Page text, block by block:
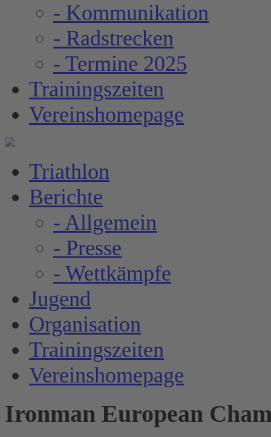
- Kommunikation
- Radstrecken
- Termine 2025
Trainingszeiten
Vereinshomepage
Triathlon
Berichte
- Allgemein
- Presse
- Wettkämpfe
Jugend
Organisation
Trainingszeiten
Vereinshomepage
Ironman European